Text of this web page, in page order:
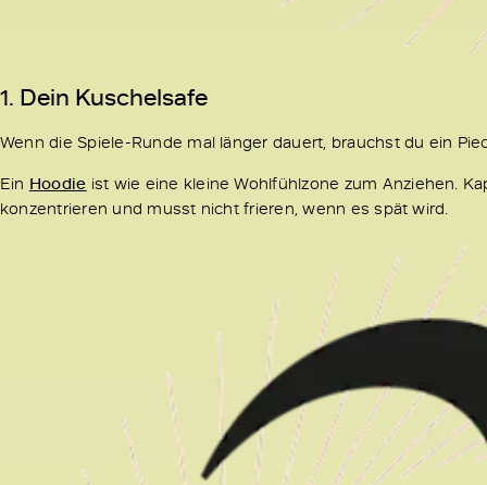
1. Dein Kuschelsafe
Wenn die Spiele-Runde mal länger dauert, brauchst du ein
Ein Hoodie ist wie eine kleine Wohlfühlzone zum Anziehen.
konzentrieren und musst nicht frieren, wenn es spät wird.